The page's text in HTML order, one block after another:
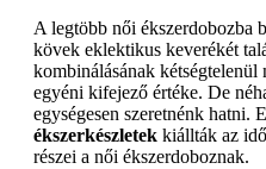
A legtöbb női ékszerdobozba
kövek eklektikus keverékét
kombinálásának kétségtelenül
egyéni kifejező értéke. De
egységesen szeretnénk hatni.
ékszerkészletek kiállták az
részei a női ékszerdoboznak.